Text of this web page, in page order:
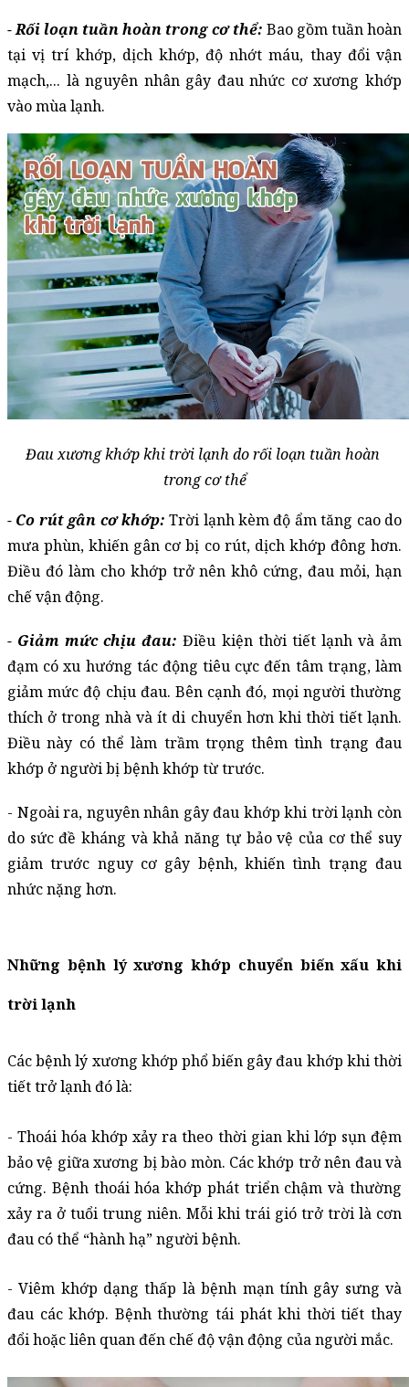
- Rối loạn tuần hoàn trong cơ thể: Bao gồm tuần hoàn
tại vị trí khớp, dịch khớp, độ nhớt máu, thay đổi vận
mạch,... là nguyên nhân gây đau nhức cơ xương khớp
vào mùa lạnh.
Đau xương khớp khi trời lạnh do rối loạn tuần hoàn
trong cơ thể
- Co rút gân cơ khớp: Trời lạnh kèm độ ẩm tăng cao do
mưa phùn, khiến gân cơ bị co rút, dịch khớp đông hơn.
Điều đó làm cho khớp trở nên khô cứng, đau mỏi, hạn
chế vận động.
- Giảm mức chịu đau: Điều kiện thời tiết lạnh và ảm
đạm có xu hướng tác động tiêu cực đến tâm trạng, làm
giảm mức độ chịu đau. Bên cạnh đó, mọi người thường
thích ở trong nhà và ít di chuyển hơn khi thời tiết lạnh.
Điều này có thể làm trầm trọng thêm tình trạng đau
khớp ở người bị bệnh khớp từ trước.
- Ngoài ra, nguyên nhân gây đau khớp khi trời lạnh còn
do sức đề kháng và khả năng tự bảo vệ của cơ thể suy
giảm trước nguy cơ gây bệnh, khiến tình trạng đau
nhức nặng hơn.
Những bệnh lý xương khớp chuyển biến xấu khi
trời lạnh
Các bệnh lý xương khớp phổ biến gây đau khớp khi thời
tiết trở lạnh đó là:
- Thoái hóa khớp xảy ra theo thời gian khi lớp sụn đệm
bảo vệ giữa xương bị bào mòn. Các khớp trở nên đau và
cứng. Bệnh thoái hóa khớp phát triển chậm và thường
xảy ra ở tuổi trung niên. Mỗi khi trái gió trở trời là cơn
đau có thể “hành hạ” người bệnh.
- Viêm khớp dạng thấp là bệnh mạn tính gây sưng và
đau các khớp. Bệnh thường tái phát khi thời tiết thay
đổi hoặc liên quan đến chế độ vận động của người mắc.